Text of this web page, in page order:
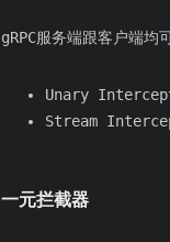
gRPC服务端跟客户端均
Unary
Stream
一元拦截器